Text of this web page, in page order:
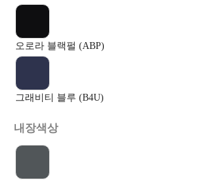
오로라 블랙펄 (ABP)
그래비티 블루 (B4U)
내장색상